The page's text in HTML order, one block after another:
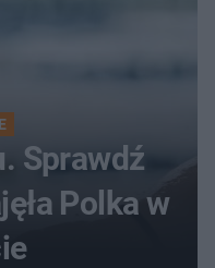
Sprawdź
Polka w